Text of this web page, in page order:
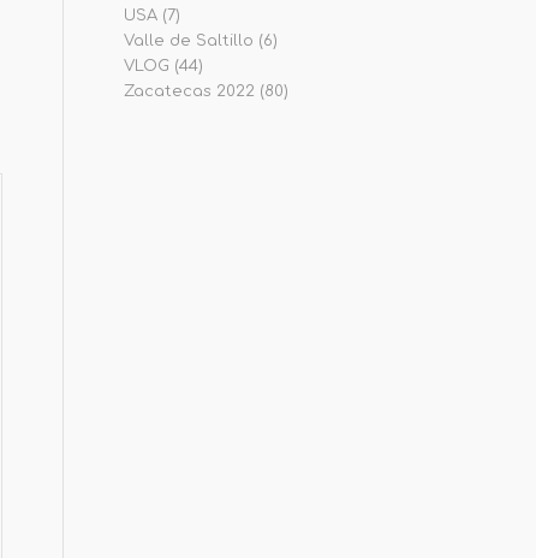
USA (7)
Valle de Saltillo (6)
VLOG (44)
Zacatecas 2022 (80)